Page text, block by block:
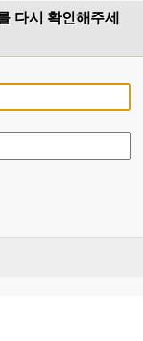
다시 확인해주세